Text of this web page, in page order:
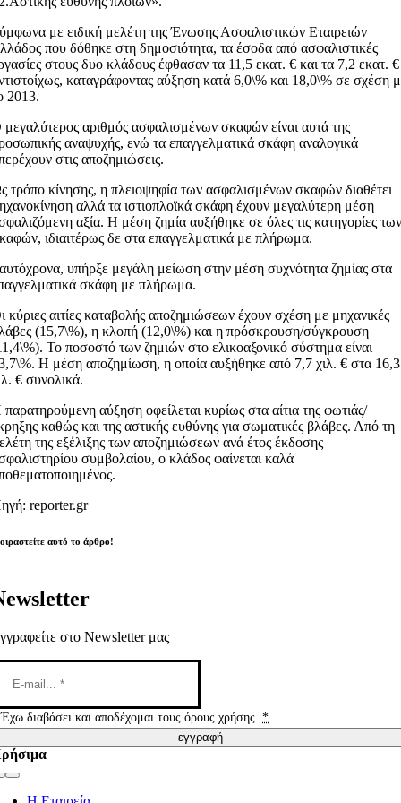
με ειδική μελέτη της Ένωσης Ασφαλιστικών Εταιρειών
που δόθηκε στη δημοσιότητα, τα έσοδα από ασφαλιστικές
στους δυο κλάδους έφθασαν τα 11,5 εκατ. € και τα 7,2 εκατ. €
καταγράφοντας αύξηση κατά 6,0\% και 18,0\% σε σχέση
2013.
αριθμός ασφαλισμένων σκαφών είναι αυτά της
αναψυχής, ενώ τα επαγγελματικά σκάφη αναλογικά
στις αποζημιώσεις.
τρόπο κίνησης, η πλειοψηφία των ασφαλισμένων σκαφών διαθέτει
αλλά τα ιστιοπλοϊκά σκάφη έχουν μεγαλύτερη μέση
αξία. Η μέση ζημία αυξήθηκε σε όλες τις κατηγορίες
ιδιαιτέρως δε στα επαγγελματικά με πλήρωμα.
υπήρξε μεγάλη μείωση στην μέση συχνότητα ζημίας στα
σκάφη με πλήρωμα.
κύριες αιτίες καταβολής αποζημιώσεων έχουν σχέση με μηχανικές
(15,7\%), η κλοπή (12,0\%) και η πρόσκρουση/σύγκρουση
Το ποσοστό των ζημιών στο ελικοαξονικό σύστημα είναι
Η μέση αποζημίωση, η οποία αυξήθηκε από 7,7 χιλ. € στα 16,3
€ συνολικά.
αύξηση οφείλεται κυρίως στα αίτια της φωτιάς/
καθώς και της αστικής ευθύνης για σωματικές βλάβες. Από τη
της εξέλιξης των αποζημιώσεων ανά έτος έκδοσης
συμβολαίου, ο κλάδος φαίνεται καλά
reporter.gr
αυτό το άρθρο!
στο Newsletter μας
Έχω διαβάσει και αποδέχομαι τους όρους χρήσης.*
εγγραφή